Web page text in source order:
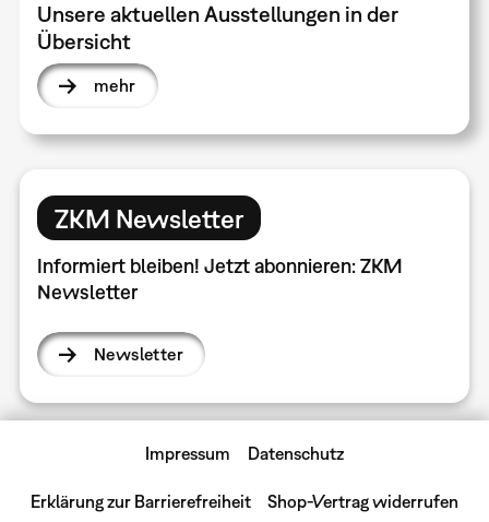
Unsere aktuellen Ausstellungen in der
Übersicht
mehr
ZKM Newsletter
Informiert bleiben! Jetzt abonnieren: ZKM
Newsletter
Newsletter
Impressum Datenschutz
Erklärung zur Barrierefreiheit Shop-Vertrag widerrufen